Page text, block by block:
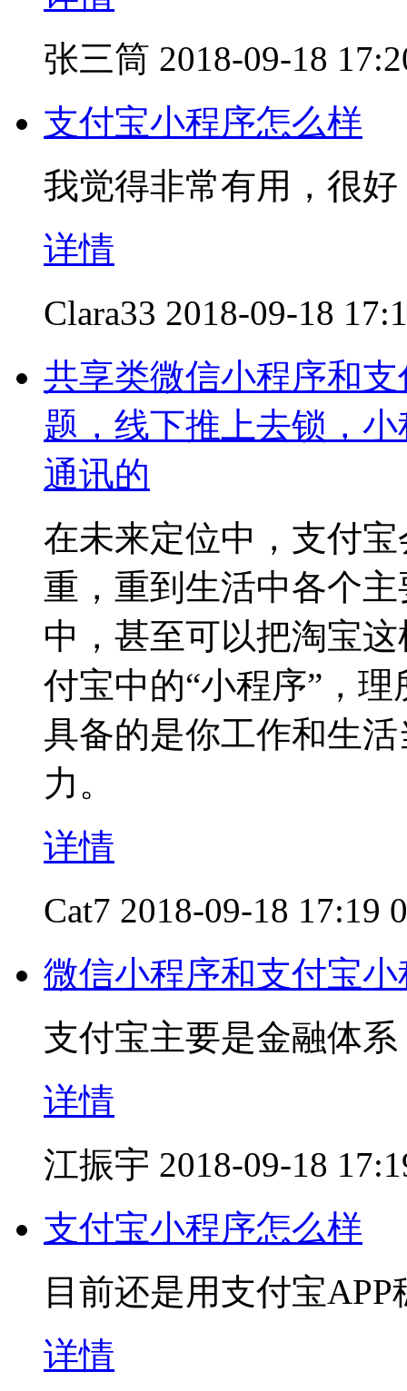
张三筒 2018-09-18
支付宝小程序怎么样
我觉得非常有用，很好
详情
Clara33 2018-09-18
共享类微信小程序和
题，线下推上去锁，
通讯的
在未来定位中，支付
重，重到生活中各个
中，甚至可以把淘宝
付宝中的“小程序”，
具备的是你工作和生
力。
详情
Cat7 2018-09-18 17:19
微信小程序和支付宝
支付宝主要是金融体
详情
江振宇 2018-09-18
支付宝小程序怎么样
目前还是用支付宝APP
详情